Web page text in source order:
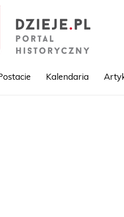
Kalendaria